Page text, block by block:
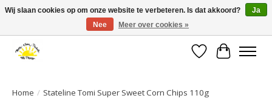
Large selection of products and fast shipping!
Verlanglijst
Home / Stateline Tomi Super Sweet Corn Chips 110g
Wij slaan cookies op om onze website te verbeteren. Is dat akkoord?
Ja
Nee
Meer over cookies »